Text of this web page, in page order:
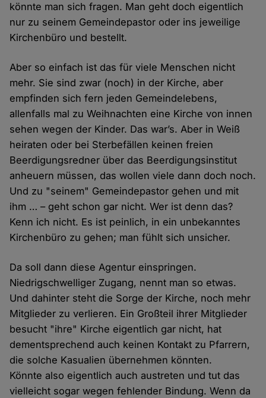
könnte man sich fragen. Man geht doch eigentlich
nur zu seinem Gemeindepastor oder ins jeweilige
Kirchenbüro und bestellt.
Aber so einfach ist das für viele Menschen nicht
mehr. Sie sind zwar (noch) in der Kirche, aber
empfinden sich fern jeden Gemeindelebens,
allenfalls mal zu Weihnachten eine Kirche von innen
sehen wegen der Kinder. Das war’s. Aber in Weiß
heiraten oder bei Sterbefällen keinen freien
Beerdigungsredner über das Beerdigungsinstitut
anheuern müssen, das wollen viele dann doch noch.
Und zu "seinem" Gemeindepastor gehen und mit
ihm … – geht schon gar nicht. Wer ist denn das?
Kenn ich nicht. Es ist peinlich, in ein unbekanntes
Kirchenbüro zu gehen; man fühlt sich unsicher.
Da soll dann diese Agentur einspringen.
Niedrigschwelliger Zugang, nennt man so etwas.
Und dahinter steht die Sorge der Kirche, noch mehr
Mitglieder zu verlieren. Ein Großteil ihrer Mitglieder
besucht "ihre" Kirche eigentlich gar nicht, hat
dementsprechend auch keinen Kontakt zu Pfarrern,
die solche Kasualien übernehmen könnten.
Könnte also eigentlich auch austreten und tut das
vielleicht sogar wegen fehlender Bindung. Wenn da